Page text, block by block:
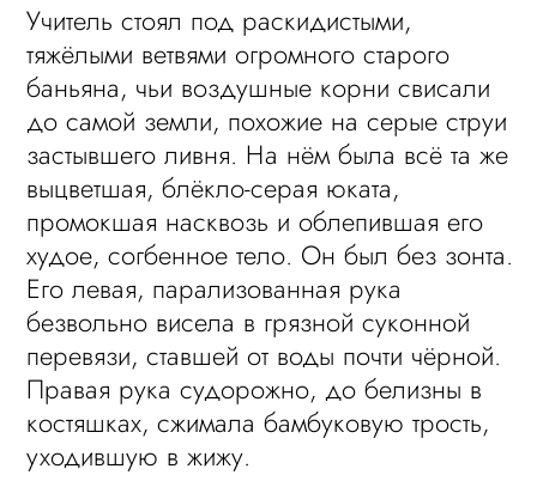
Учитель стоял под раскидистыми,
тяжёлыми ветвями огромного старого
баньяна, чьи воздушные корни свисали
до самой земли, похожие на серые струи
застывшего ливня. На нём была всё та же
выцветшая, блёкло-серая юката,
промокшая насквозь и облепившая его
худое, согбенное тело. Он был без зонта.
Его левая, парализованная рука
безвольно висела в грязной суконной
перевязи, ставшей от воды почти чёрной.
Правая рука судорожно, до белизны в
костяшках, сжимала бамбуковую трость,
уходившую в жижу.